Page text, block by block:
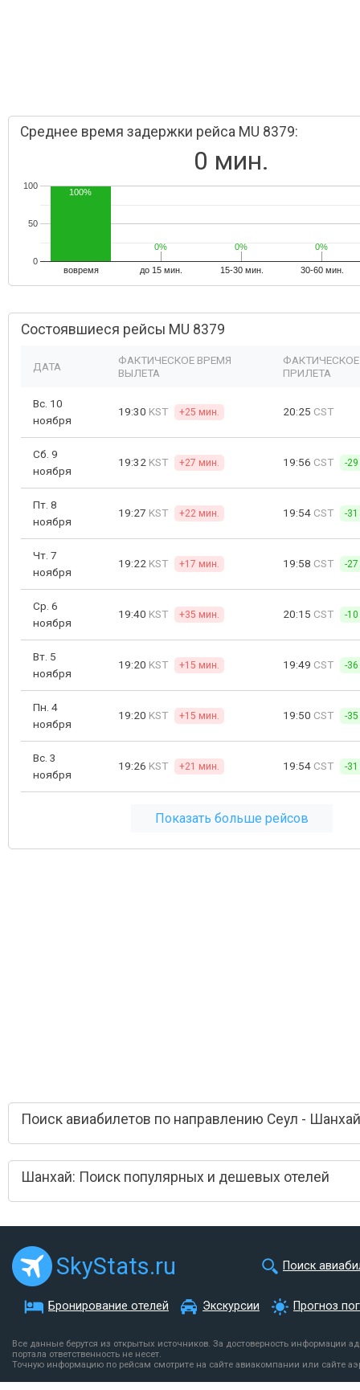
Среднее время задержки рейса MU 8379:
0 мин.
вовремя до 15 мин. 15-30 мин. 30-60 мин.
0
50
100
100%
0%
0% 0%
0% 0%
0%
Состоявшиеся рейсы MU 8379
ДАТА
ФАКТИЧЕСКОЕ ВРЕМЯ
ВЫЛЕТА
ПРИЛЕТА
Вс. 10
ноября
19:30 KST +25 мин. 20:25 CST
Сб. 9
ноября
19:32 KST +27 мин. 19:56 CST -
Пт. 8
ноября
19:27 KST +22 мин. 19:54 CST -
Чт. 7
ноября
19:22 KST +17 мин. 19:58 CST -
Ср. 6
ноября
19:40 KST +35 мин. 20:15 CST -
Вт. 5
ноября
19:20 KST +15 мин. 19:49 CST -
Пн. 4
ноября
19:20 KST +15 мин. 19:50 CST -
Вс. 3
ноября
19:26 KST +21 мин. 19:54 CST -
Показать больше рейсов
Поиск авиабилетов по направлению Сеул - Шанхай
Шанхай: Поиск популярных и дешевых отелей
SkyStats.ru Поиск
Бронирование отелей Экскурсии Прогноз
Все данные берутся из открытых источников. За достоверность информации
портала ответственность не несет.
Точную информацию по рейсам смотрите на сайте авиакомпании или сайте